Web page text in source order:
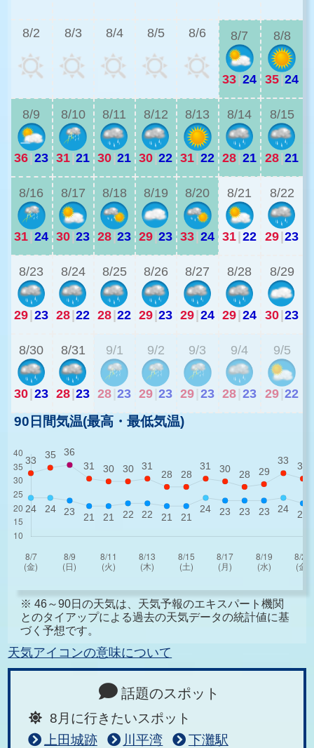
8/2 8/3 8/4 8/5 8/6 8/7
33 24
8/8
35 24
8/9
36 23
8/10
31 21
8/11
30 21
8/12
30 22
8/13
31 22
8/14
28 21
8/15
28 21
8/16
31 24
8/17
30 23
8/18
28 23
8/19
29 23
8/20
33 24
8/21
31 22
8/22
29 23
8/23
29 23
8/24
28 22
8/25
28 22
8/26
29 23
8/27
29 24
8/28
29 24
8/29
30 23
8/30
30 23
8/31
28 23
9/1
28 23
9/2
29 23
9/3
29 23
9/4
28 23
9/5
29 22
90日間気温(最高・最低気温)
※ 46～90日の天気は、天気予報のエキスパート機関
とのタイアップによる過去の天気データの統計値に基
づく予想です。
天気アイコンの意味について
話題のスポット
8月に行きたいスポット
上田城跡
川平湾
下灘駅